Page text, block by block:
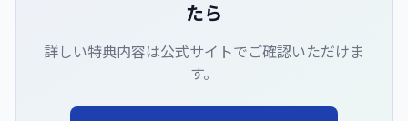
たら
詳しい特典内容は公式サイトでご確認いただけま
す。